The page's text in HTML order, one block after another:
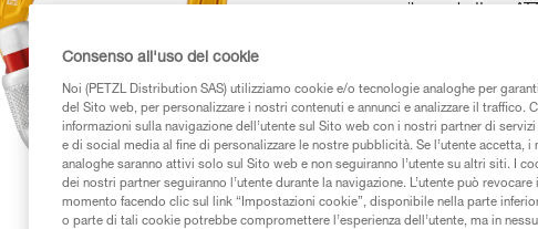
il moschettone
profilo a forma di
di attrito, tra la
VERSO/
l’aggancio
Trova un
Consenso all'uso dei cookie
Noi (PETZL Distribution SAS) utilizziamo cookie e/o tecnologie analoghe per
del Sito web, per personalizzare i nostri contenuti e annunci e analizzare il traffico.
informazioni sulla navigazione dell’utente sul Sito web con i nostri partner di
e di social media al fine di personalizzare le nostre pubblicità. Se l’utente accetta,
analoghe saranno attivi solo sul Sito web e non seguiranno l’utente su altri siti. I
dei nostri partner seguiranno l’utente durante la navigazione. L’utente può
momento facendo clic sul link “Impostazioni cookie”, disponibile nella parte
o parte di tali cookie potrebbe compromettere l’esperienza dell’utente, ma in